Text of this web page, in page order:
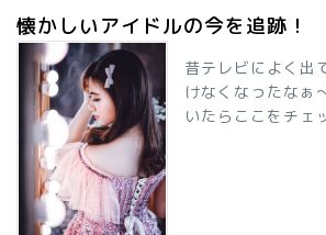
懐かしいアイドルの今を追跡！
昔テレビによく出
けなくなったなぁ
いたらここをチェ